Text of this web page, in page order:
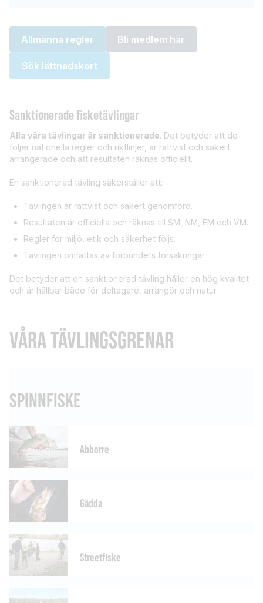
Allmänna regler Bli medlem här
Sök lättnadskort
Sanktionerade fisketävlingar
Alla våra tävlingar är sanktionerade. Det betyder att de
följer nationella regler och riktlinjer, är rättvist och säkert
arrangerade och att resultaten räknas officiellt.
En sanktionerad tävling säkerställer att:
Tävlingen är rättvist och säkert genomförd.
Resultaten är officiella och räknas till SM, NM, EM och VM.
Regler för miljö, etik och säkerhet följs.
Tävlingen omfattas av förbundets försäkringar.
Det betyder att en sanktionerad tävling håller en hög kvalitet
och är hållbar både för deltagare, arrangör och natur.
VÅRA TÄVLINGSGRENAR
SPINNFISKE
Abborre
Gädda
Streetfiske